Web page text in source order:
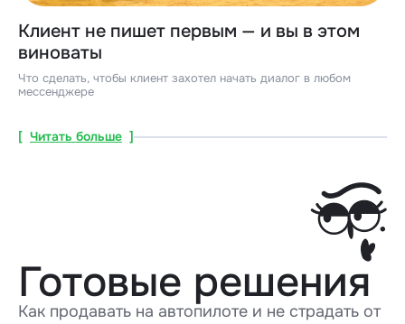
Клиент не пишет первым — и вы в этом
виноваты
Что сделать, чтобы клиент захотел начать диалог в любом
мессенджере
[ Читать больше ]
Готовые решения
Как продавать на автопилоте и не страдать от